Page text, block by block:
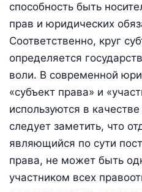
способность быть
прав и юридических
Соответственно, круг
определяется
воли. В современной
«субъект права» и
используются в
следует заметить, что
являющийся по сути
права, не может быть
участником всех